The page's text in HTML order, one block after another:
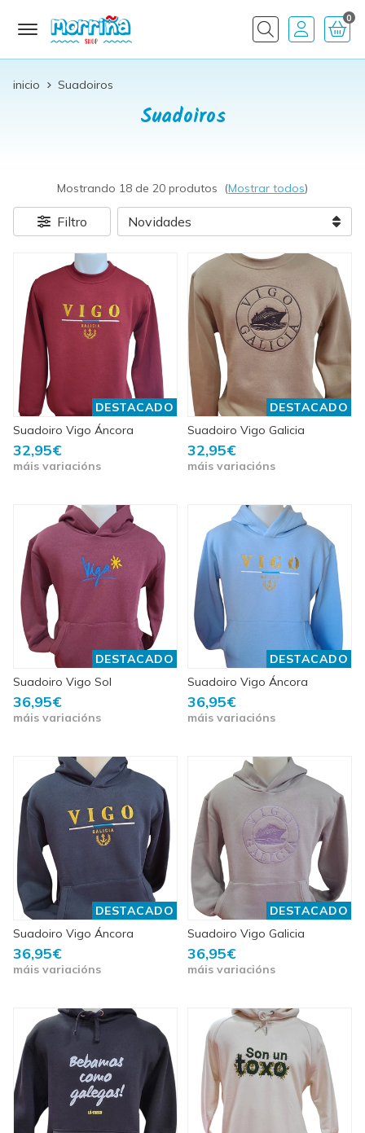
Buscar
0
inicio Suadoiros
Suadoiros
Mostrando 18 de 20 produtos (Mostrar todos)
Filtro
DESTACADO
Suadoiro Vigo Áncora
32,95€
máis variacións
DESTACADO
Suadoiro Vigo Galicia
32,95€
máis variacións
DESTACADO
Suadoiro Vigo Sol
36,95€
máis variacións
DESTACADO
Suadoiro Vigo Áncora
36,95€
máis variacións
DESTACADO
Suadoiro Vigo Áncora
36,95€
máis variacións
DESTACADO
Suadoiro Vigo Galicia
36,95€
máis variacións